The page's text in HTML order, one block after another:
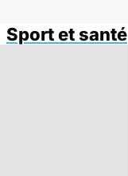
Sport et santé